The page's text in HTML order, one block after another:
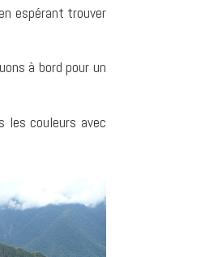
espérant trouver
à bord pour un
les couleurs avec